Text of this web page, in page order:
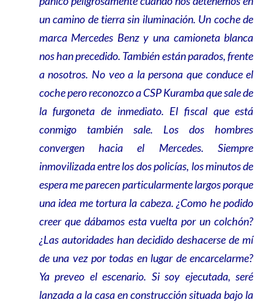
un camino de tierra sin iluminación. Un coche de
marca Mercedes Benz y una camioneta blanca
nos han precedido. También están parados, frente
a nosotros. No veo a la persona que conduce el
coche pero reconozco a CSP Kuramba que sale de
la furgoneta de inmediato. El fiscal que está
conmigo también sale. Los dos hombres
convergen hacia el Mercedes. Siempre
inmovilizada entre los dos policías, los minutos de
espera me parecen particularmente largos porque
una idea me tortura la cabeza. ¿Como he podido
creer que dábamos esta vuelta por un colchón?
¿Las autoridades han decidido deshacerse de mí
de una vez por todas en lugar de encarcelarme?
Ya preveo el escenario. Si soy ejecutada, seré
lanzada a la casa en construcción situada bajo la